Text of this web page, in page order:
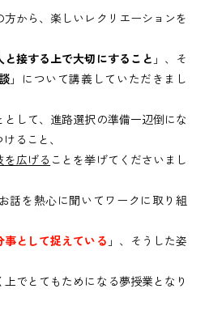
から、楽しいレクリエーションを
と接する上で大切にすること 」、そ
」について講義していただきまし
して、進路選択の準備一辺倒にな
ること、
を広げる ことを挙げてくださいまし
話を熱心に聞いてワークに取り組
事として捉えている 」、そうした姿
でとてもためになる夢授業となり